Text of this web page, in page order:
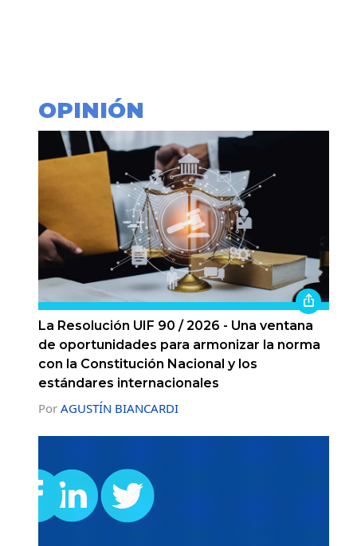
OPINIÓN
La Resolución UIF 90 / 2026 - Una ventana
de oportunidades para armonizar la norma
con la Constitución Nacional y los
estándares internacionales
Por AGUSTÍN BIANCARDI